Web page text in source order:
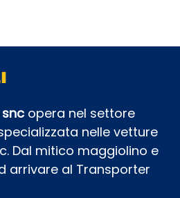
snc opera nel settore
nelle vetture
Dal mitico maggiolino e
arrivare al Transporter